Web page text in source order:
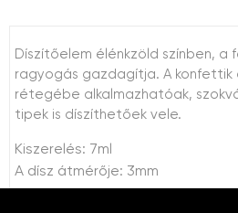
Díszítőelem élénkzöld színben, a
ragyogás gazdagítja. A konfettik
rétegébe alkalmazhatóak,
tipek is díszíthetőek vele.
Kiszerelés: 7ml
A dísz átmérője: 3mm